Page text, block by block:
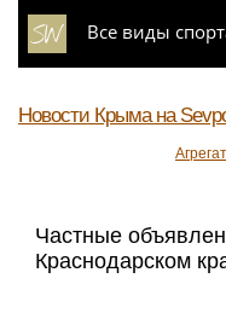
Все виды
Новости Крыма на
Частные
Краснодарском